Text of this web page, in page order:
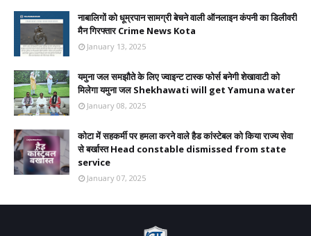
नाबालिगों को धूम्रपान सामग्री बेचने वाली ऑनलाइन कंपनी का डिलीवरी
मैन गिरफ्तार Crime News Kota
January 13, 2025
यमुना जल समझौते के लिए ज्वाइन्ट टास्क फोर्स बनेगी शेखावाटी को
मिलेगा यमुना जल Shekhawati will get Yamuna water
January 08, 2025
कोटा में सहकर्मी पर हमला करने वाले हैड कांस्टेबल को किया राज्य सेवा
से बर्खास्त Head constable dismissed from state
service
January 07, 2025